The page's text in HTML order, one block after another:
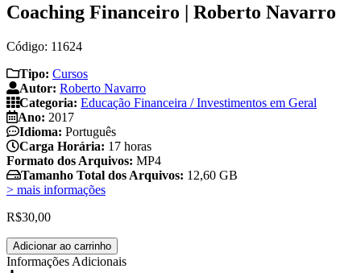
Coaching Financeiro | Roberto Navarro
Código: 11624
Tipo: Cursos
Autor: Roberto Navarro
Categoria: Educação Financeira / Investimentos em Geral
Ano: 2017
Idioma: Português
Carga Horária: 17 horas
Formato dos Arquivos: MP4
Tamanho Total dos Arquivos: 12,60 GB
> mais informações
R$30,00
Coaching
Financeiro
Adicionar ao carrinho
Informações Adicionais